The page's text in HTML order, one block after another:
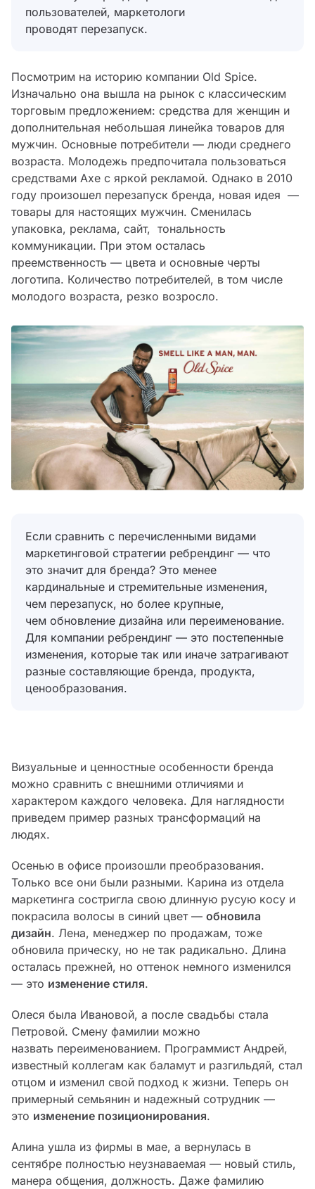
пользователей, маркетологи
проводят перезапуск.
Посмотрим на историю компании Old Spice.
Изначально она вышла на рынок с классическим
торговым предложением: средства для женщин и
дополнительная небольшая линейка товаров для
мужчин. Основные потребители — люди среднего
возраста. Молодежь предпочитала пользоваться
средствами Axe с яркой рекламой. Однако в 2010
году произошел перезапуск бренда, новая идея —
товары для настоящих мужчин. Сменилась
упаковка, реклама, сайт, тональность
коммуникации. При этом осталась
преемственность — цвета и основные черты
логотипа. Количество потребителей, в том числе
молодого возраста, резко возросло.
Если сравнить с перечисленными видами
маркетинговой стратегии ребрендинг — что
это значит для бренда? Это менее
кардинальные и стремительные изменения,
чем перезапуск, но более крупные,
чем обновление дизайна или переименование.
Для компании ребрендинг — это постепенные
изменения, которые так или иначе затрагивают
разные составляющие бренда, продукта,
ценообразования.
Визуальные и ценностные особенности бренда
можно сравнить с внешними отличиями и
характером каждого человека. Для наглядности
приведем пример разных трансформаций на
людях.
Осенью в офисе произошли преобразования.
Только все они были разными. Карина из отдела
маркетинга состригла свою длинную русую косу и
покрасила волосы в синий цвет — обновила
дизайн. Лена, менеджер по продажам, тоже
обновила прическу, но не так радикально. Длина
осталась прежней, но оттенок немного изменился
— это изменение стиля.
Олеся была Ивановой, а после свадьбы стала
Петровой. Смену фамилии можно
назвать переименованием. Программист Андрей,
известный коллегам как баламут и разгильдяй, стал
отцом и изменил свой подход к жизни. Теперь он
примерный семьянин и надежный сотрудник —
это изменение позиционирования.
Алина ушла из фирмы в мае, а вернулась в
сентябре полностью неузнаваемая — новый стиль,
манера общения, должность. Даже фамилию